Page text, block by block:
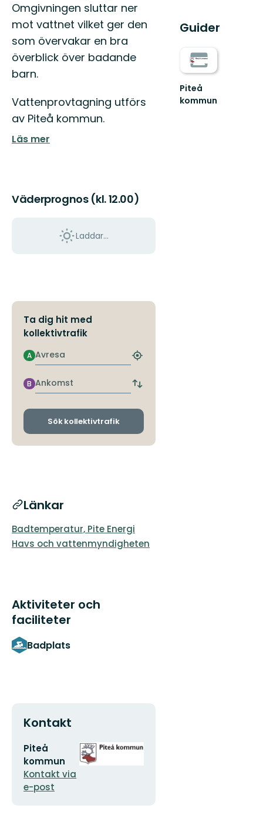
Omgivningen sluttar ner
mot vattnet vilket ger den
som övervakar en bra
överblick över badande
barn.
Vattenprovtagning utförs
av Piteå kommun.
Läs mer
Väderprognos (kl. 12.00)
Laddar...
Ta dig hit med
kollektivtrafik
Avresa
A
Hitta
hållplats
Ankomst
B
Byt
och
Sök kollektivtrafik
Länkar
Badtemperatur, Pite Energi
Havs och vattenmyndigheten
Aktiviteter och
faciliteter
Badplats
Kontakt
E-
postadress
Piteå
kommun
Kontakt via
e-post
Organisationens
logotyp
Guider
Piteå
kommun